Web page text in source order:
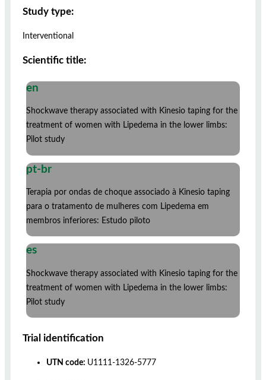
Study type:
Interventional
Scientific title:
en
Shockwave therapy associated with Kinesio taping for the
treatment of women with Lipedema in the lower limbs:
Pilot study
pt-br
Terapia por ondas de choque associado à Kinesio taping
para o tratamento de mulheres com Lipedema em
membros inferiores: Estudo piloto
es
Shockwave therapy associated with Kinesio taping for the
treatment of women with Lipedema in the lower limbs:
Pilot study
Trial identification
UTN code: U1111-1326-5777